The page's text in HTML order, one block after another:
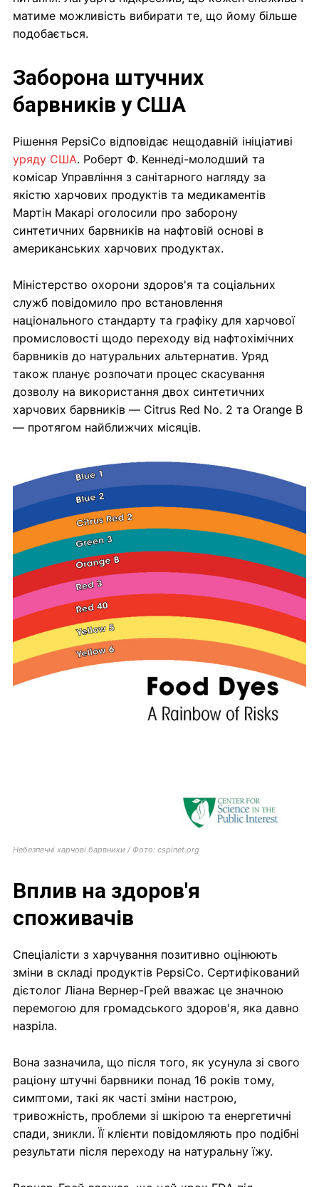
матиме можливість вибирати те, що йому більше
подобається.
Заборона штучних
барвників у США
Рішення PepsiCo відповідає нещодавній ініціативі
уряду США. Роберт Ф. Кеннеді-молодший та
комісар Управління з санітарного нагляду за
якістю харчових продуктів та медикаментів
Мартін Макарі оголосили про заборону
синтетичних барвників на нафтовій основі в
американських харчових продуктах.
Міністерство охорони здоров'я та соціальних
служб повідомило про встановлення
національного стандарту та графіку для харчової
промисловості щодо переходу від нафтохімічних
барвників до натуральних альтернатив. Уряд
також планує розпочати процес скасування
дозволу на використання двох синтетичних
харчових барвників — Citrus Red No. 2 та Orange B
— протягом найближчих місяців.
Небезпечні харчові барвники / Фото: cspinet.org
Вплив на здоров'я
споживачів
Спеціалісти з харчування позитивно оцінюють
зміни в складі продуктів PepsiCo. Сертифікований
дієтолог Ліана Вернер-Грей вважає це значною
перемогою для громадського здоров'я, яка давно
назріла.
Вона зазначила, що після того, як усунула зі свого
раціону штучні барвники понад 16 років тому,
симптоми, такі як часті зміни настрою,
тривожність, проблеми зі шкірою та енергетичні
спади, зникли. Її клієнти повідомляють про подібні
результати після переходу на натуральну їжу.